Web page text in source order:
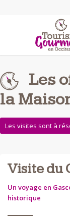
Les
la
Les visites sont à
Visite du
Un voyage en
historique